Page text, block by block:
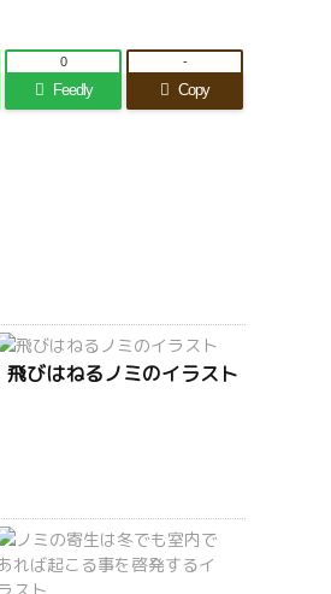
Feedly
0
Copy
-
飛びはねるノミのイラスト